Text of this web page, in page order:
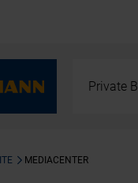
Private
MEDIACENTER